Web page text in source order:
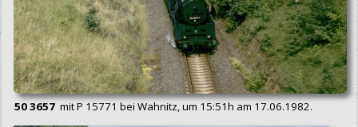
50 3657 mit P 15771 bei Wahnitz, um 15:51h am 17.06.1982.